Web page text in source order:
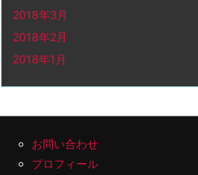
2018年3月
2018年2月
2018年1月
お問い合わせ
プロフィール